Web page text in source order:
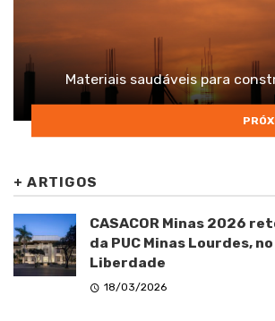
Materiais saudáveis para
+ARTIGOS
CASACOR Minas 2026
da PUC Minas Lourdes,
Liberdade
18/03/2026